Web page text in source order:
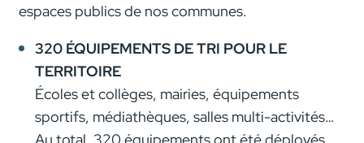
espaces publics de nos communes.
320 ÉQUIPEMENTS DE TRI POUR LE
TERRITOIRE
Écoles et collèges, mairies, équipements
sportifs, médiathèques, salles multi-activités…